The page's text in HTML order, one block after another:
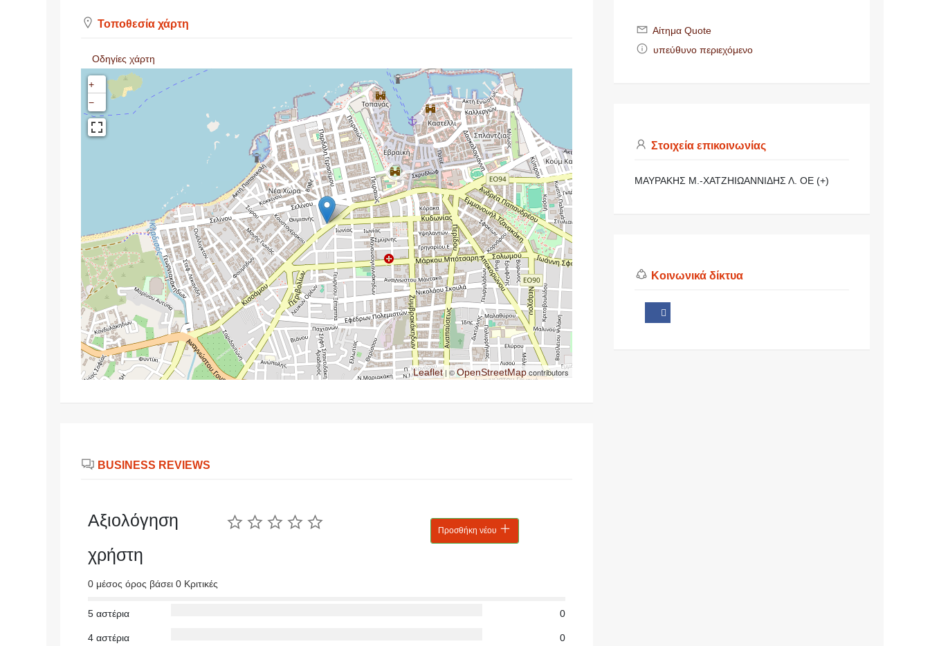
Τοποθεσία χάρτη
Οδηγίες χάρτη
+
−
Leaflet| ©OpenStreetMapcontributors
BUSINESS REVIEWS
Αξιολόγηση
χρήστη
0 μέσος όρος βάσει 0 Κριτικές
Προσθήκη νέου
5 αστέρια 0
4 αστέρια 0
Αίτημα Quote
υπεύθυνο περιεχόμενο
Στοιχεία επικοινωνίας
ΜΑΥΡΑΚΗΣ Μ.-ΧΑΤΖΗΙΩΑΝΝΙΔΗΣ Λ. ΟΕ (+)
Κοινωνικά δίκτυα